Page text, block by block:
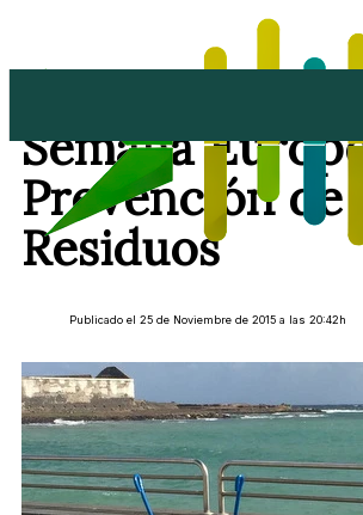
Semana
Prevención de
Residuos
Publicado el 25 de Noviembre de 2015 a las 20:42h